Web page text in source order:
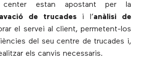
center estan apostant per la
de trucades i l’anàlisi de
el servei al client, permetent-los
del seu centre de trucades i,
els canvis necessaris.